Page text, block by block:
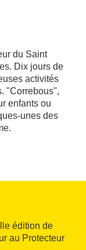
du Saint
Dix jours de
activités
"Correbous",
enfants ou
unes des
édition de
au Protecteur